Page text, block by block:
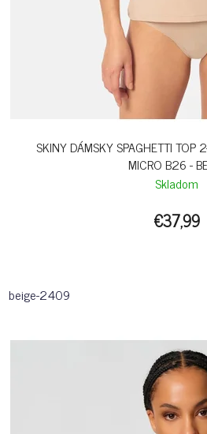
SKINY DÁMSKY SPAGHETTI TOP
MICRO B26 -
Skladom
€37,99
beige-2409